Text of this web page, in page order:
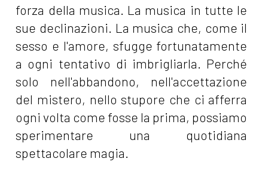
forza della musica. La musica in tutte le
sue declinazioni. La musica che, come il
sesso e l'amore, sfugge fortunatamente
a ogni tentativo di imbrigliarla. Perché
solo nell'abbandono, nell'accettazione
del mistero, nello stupore che ci afferra
ogni volta come fosse la prima, possiamo
sperimentare una quotidiana
spettacolare magia.